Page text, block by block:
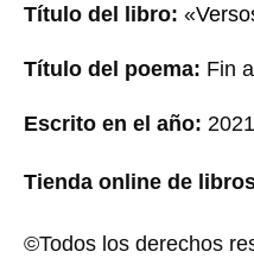
Título del libro: «
Título del poema: Fin
Escrito en el año: 2021
Tienda online de
©Todos los derechos